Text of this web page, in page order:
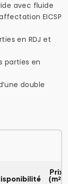
avec fluide
EICSP
en RDJ et
parties en
double
Prix
(m²)